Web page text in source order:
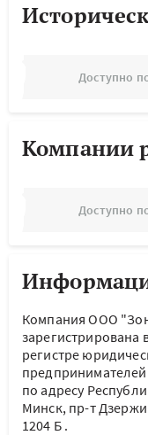
Доступно
Компании
Доступно
Компания ООО
зарегистрирована
регистре
предпринимателей
по адресу
Минск, пр-т
1204 Б.